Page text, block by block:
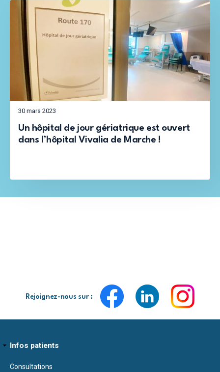
30 mars 2023
Un hôpital de jour gériatrique est ouvert
dans l’hôpital Vivalia de Marche !
Rejoignez-nous sur :
Infos patients
Consultations